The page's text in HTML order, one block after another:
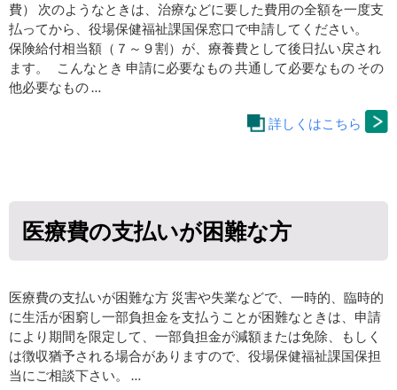
費） 次のようなときは、治療などに要した費用の全額を一度支
払ってから、役場保健福祉課国保窓口で申請してください。
保険給付相当額（７～９割）が、療養費として後日払い戻され
ます。 こんなとき 申請に必要なもの 共通して必要なもの その
他必要なもの …
詳しくはこちら
医療費の支払いが困難な方
医療費の支払いが困難な方 災害や失業などで、一時的、臨時的
に生活が困窮し一部負担金を支払うことが困難なときは、申請
により期間を限定して、一部負担金が減額または免除、もしく
は徴収猶予される場合がありますので、役場保健福祉課国保担
当にご相談下さい。 …